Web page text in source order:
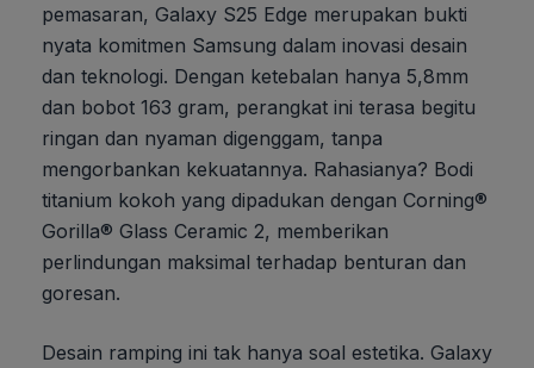
pemasaran, Galaxy S25 Edge merupakan bukti
nyata komitmen Samsung dalam inovasi desain
dan teknologi. Dengan ketebalan hanya 5,8mm
dan bobot 163 gram, perangkat ini terasa begitu
ringan dan nyaman digenggam, tanpa
mengorbankan kekuatannya. Rahasianya? Bodi
titanium kokoh yang dipadukan dengan Corning®
Gorilla® Glass Ceramic 2, memberikan
perlindungan maksimal terhadap benturan dan
goresan.
Desain ramping ini tak hanya soal estetika. Galaxy